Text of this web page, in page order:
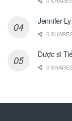
Jennifer
0
Dược sĩ
0